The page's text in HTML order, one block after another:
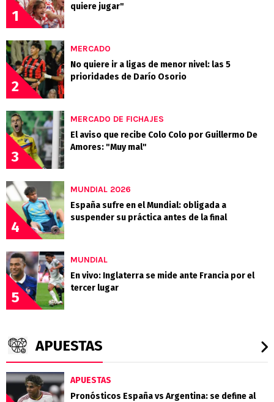
1
quiere jugar"
2
MERCADO
No quiere ir a ligas de menor nivel: las 5
prioridades de Darío Osorio
3
MERCADO DE FICHAJES
El aviso que recibe Colo Colo por Guillermo De
Amores: "Muy mal"
4
MUNDIAL 2026
España sufre en el Mundial: obligada a
suspender su práctica antes de la final
5
MUNDIAL
En vivo: Inglaterra se mide ante Francia por el
tercer lugar
APUESTAS
APUESTAS
Pronósticos España vs Argentina: se define al